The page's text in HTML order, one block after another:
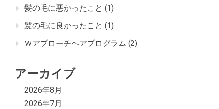
髪の毛に悪かったこと (1)
髪の毛に良かったこと (1)
Ｗアプローチヘアプログラム (2)
アーカイブ
2026年8月
2026年7月